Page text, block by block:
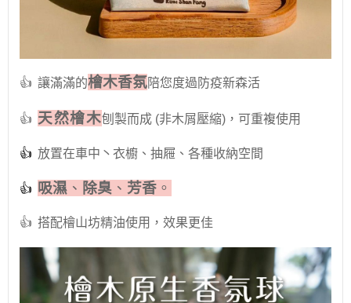
👍 讓滿滿的檜木香氛陪您度過防疫新森活
👍 天然檜木刨製而成 (非木屑壓縮)，可重複使用
👍 放置在車中丶衣櫥、抽屜、各種收納空間
👍 吸濕 、 除臭 、 芳香 。
👍 搭配檜山坊精油使用，效果更佳